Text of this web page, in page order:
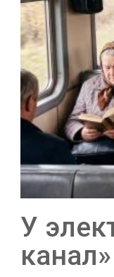
У
канал»